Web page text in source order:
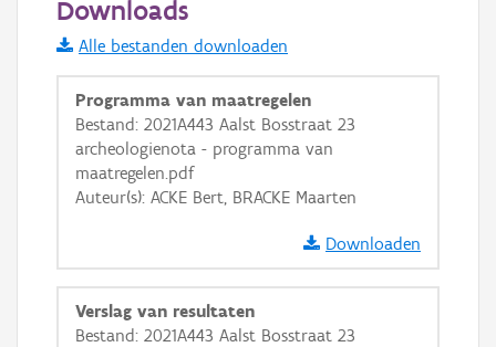
Informatie Vlaanderen
i
+ −
Basis Lagen
Downloads
Alle bestanden downloaden
Programma van maatregelen
Bestand: 2021A443 Aalst Bosstraat 23
archeologienota - programma van
maatregelen.pdf
Auteur(s): ACKE Bert, BRACKE Maarten
Downloaden
Verslag van resultaten
Bestand: 2021A443 Aalst Bosstraat 23